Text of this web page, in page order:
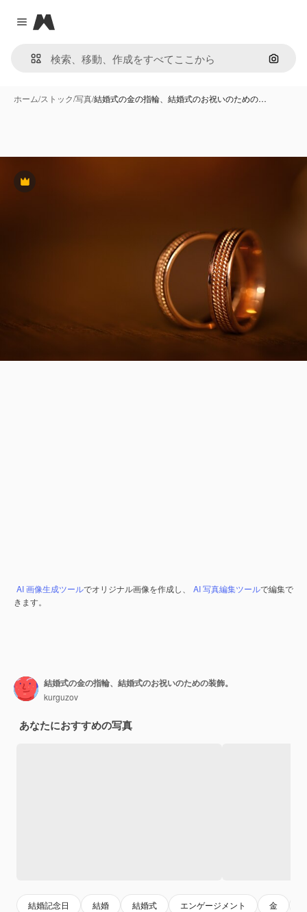
Close menu
Magnific
画像で
ホーム/ストック/写真/結婚式の金の指輪、結婚式のお祝いのための…
Premium
AI 画像生成ツールでオリジナル画像を作成し、 AI 写真編集ツールで編集で
きます。
結婚式の金の指輪、結婚式のお祝いのための装飾。
kurguzov
あなたにおすすめの写真
結婚記念日 結婚 結婚式 エンゲージメント 金